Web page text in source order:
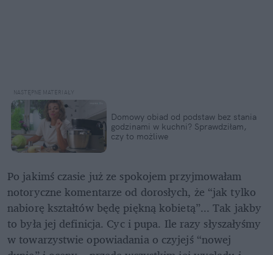
Domowy obiad od podstaw bez stania
godzinami w kuchni? Sprawdziłam,
czy to możliwe
Po jakimś czasie już ze spokojem przyjmowałam
notoryczne komentarze od dorosłych, że “jak tylko
nabiorę kształtów będę piękną kobietą”... Tak jakby
to była jej definicja. Cyc i pupa. Ile razy słyszałyśmy
w towarzystwie opowiadania o czyjejś “nowej